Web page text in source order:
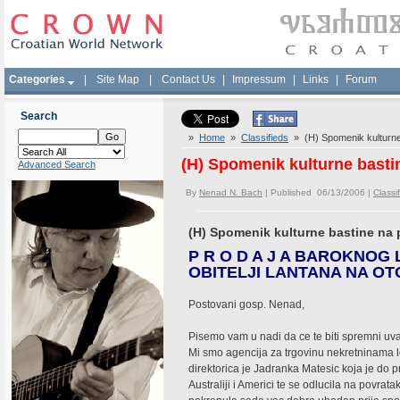
Categories Site Map Contact Us Impressum Links Forum
Search
Advanced Search
» Home » Classifieds » (H) Spomenik
(H) Spomenik kulturne
By Nenad N. Bach | Published 06/13/2006 |
(H) Spomenik kulturne bastine na
P R O D A J A BAROKNOG
OBITELJI LANTANA NA
Postovani gosp. Nenad,
Pisemo vam u nadi da ce te biti spremni
Mi smo agencija za trgovinu nekretninama
direktorica je Jadranka Matesic koja je do
Australiji i Americi te se odlucila na